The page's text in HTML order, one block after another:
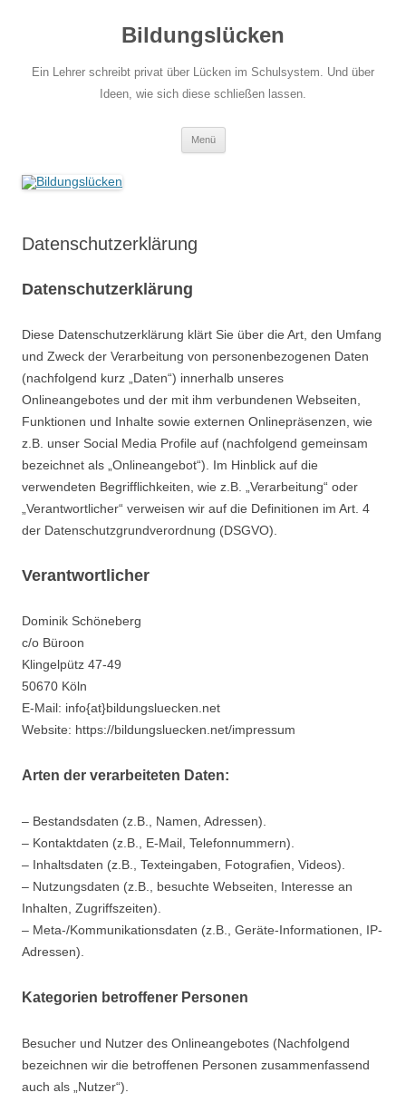
Bildungslücken
Ein Lehrer schreibt privat über Lücken im Schulsystem. Und über
Ideen, wie sich diese schließen lassen.
Menü
Datenschutzerklärung
Datenschutzerklärung
Diese Datenschutzerklärung klärt Sie über die Art, den Umfang
und Zweck der Verarbeitung von personenbezogenen Daten
(nachfolgend kurz „Daten“) innerhalb unseres
Onlineangebotes und der mit ihm verbundenen Webseiten,
Funktionen und Inhalte sowie externen Onlinepräsenzen, wie
z.B. unser Social Media Profile auf (nachfolgend gemeinsam
bezeichnet als „Onlineangebot“). Im Hinblick auf die
verwendeten Begrifflichkeiten, wie z.B. „Verarbeitung“ oder
„Verantwortlicher“ verweisen wir auf die Definitionen im Art. 4
der Datenschutzgrundverordnung (DSGVO).
Verantwortlicher
Dominik Schöneberg
c/o Büroon
Klingelpütz 47-49
50670 Köln
E-Mail: info{at}bildungsluecken.net
Website: https://bildungsluecken.net/impressum
Arten der verarbeiteten Daten:
– Bestandsdaten (z.B., Namen, Adressen).
– Kontaktdaten (z.B., E-Mail, Telefonnummern).
– Inhaltsdaten (z.B., Texteingaben, Fotografien, Videos).
– Nutzungsdaten (z.B., besuchte Webseiten, Interesse an
Inhalten, Zugriffszeiten).
– Meta-/Kommunikationsdaten (z.B., Geräte-Informationen, IP-
Adressen).
Kategorien betroffener Personen
Besucher und Nutzer des Onlineangebotes (Nachfolgend
bezeichnen wir die betroffenen Personen zusammenfassend
auch als „Nutzer“).